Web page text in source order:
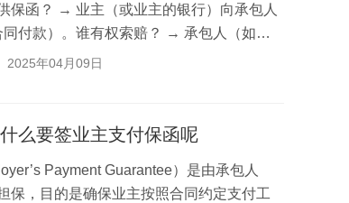
保函？ → 业主（或业主的银行）向承包人
付款）。谁有权索赔？ → 承包人（如果
2025年04月09日
么要签业主支付保函呢
Payment Guarantee）是由承包人
保，目的是确保业主按照合同约定支付工